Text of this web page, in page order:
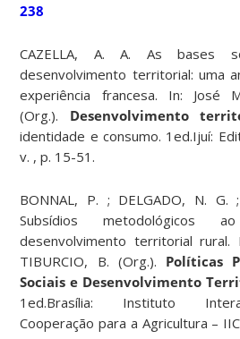
238
CAZELLA, A. A. As bases
desenvolvimento territorial: uma
experiência francesa. In: José
(Org.). Desenvolvimento
identidade e consumo. 1ed.Ijuí:
v. , p. 15-51.
BONNAL, P. ; DELGADO, N. G.
Subsídios metodológicos
desenvolvimento territorial rural.
TIBURCIO, B. (Org.). Políticas
Sociais e Desenvolvimento
1ed.Brasília: Instituto
Cooperação para a Agricultura –